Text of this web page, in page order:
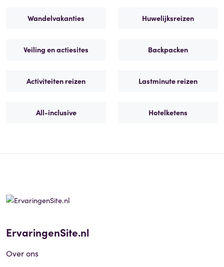
Wandelvakanties Huwelijksreizen
Veiling en actiesites Backpacken
Activiteiten reizen Lastminute reizen
All-inclusive Hotelketens
ErvaringenSite.nl
Over ons